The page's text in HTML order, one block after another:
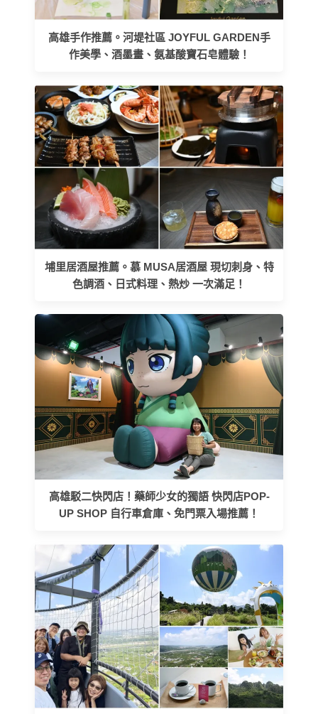
高雄手作推薦。河堤社區 JOYFUL GARDEN手
作美學、酒墨畫、氨基酸寶石皂體驗！
埔里居酒屋推薦。慕 MUSA居酒屋 現切刺身、特
色調酒、日式料理、熱炒 一次滿足！
高雄駁二快閃店！藥師少女的獨語 快閃店POP-
UP SHOP 自行車倉庫、免門票入場推薦！